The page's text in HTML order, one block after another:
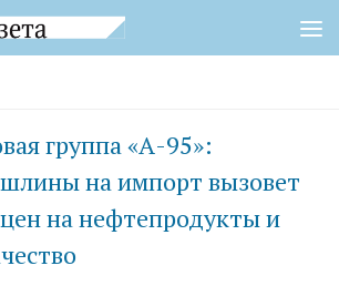
группа «А-95»:
на импорт вызовет
на нефтепродукты и